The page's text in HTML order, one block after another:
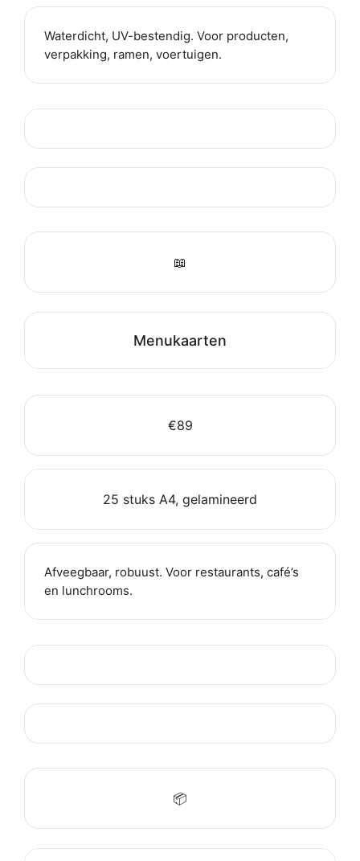
Waterdicht, UV-bestendig. Voor producten,
verpakking, ramen, voertuigen.
📖
Menukaarten
€89
25 stuks A4, gelamineerd
Afveegbaar, robuust. Voor restaurants, café’s
en lunchrooms.
📦